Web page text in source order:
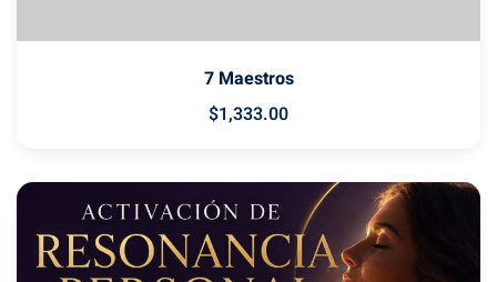
7 Maestros
$1,333.00